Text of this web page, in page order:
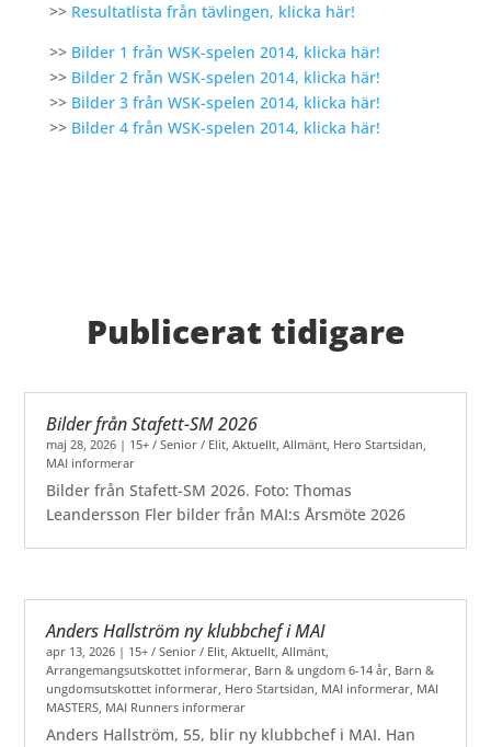
>> Resultatlista från tävlingen, klicka här!
>> Bilder 1 från WSK-spelen 2014, klicka här!
>> Bilder 2 från WSK-spelen 2014, klicka här!
>> Bilder 3 från WSK-spelen 2014, klicka här!
>> Bilder 4 från WSK-spelen 2014, klicka här!
Publicerat tidigare
Bilder från Stafett-SM 2026
maj 28, 2026 | 15+ / Senior / Elit,Aktuellt,Allmänt, Hero Startsidan,
MAI informerar
Bilder från Stafett-SM 2026. Foto: Thomas
Leandersson Fler bilder från MAI:s Årsmöte 2026
Anders Hallström ny klubbchef i MAI
apr 13, 2026 | 15+ / Senior / Elit,Aktuellt,Allmänt,
Arrangemangsutskottet informerar, Barn & ungdom 6-14 år, Barn &
ungdomsutskottet informerar, Hero Startsidan, MAI informerar, MAI
MASTERS, MAI Runners informerar
Anders Hallström, 55, blir ny klubbchef i MAI. Han